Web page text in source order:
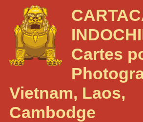
Cartes
Vietnam, Laos,
Cambodge